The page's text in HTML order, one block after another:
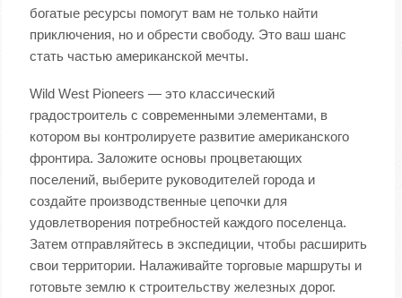
богатые ресурсы помогут вам не только найти
приключения, но и обрести свободу. Это ваш шанс
стать частью американской мечты.
Wild West Pioneers — это классический
градостроитель с современными элементами, в
котором вы контролируете развитие американского
фронтира. Заложите основы процветающих
поселений, выберите руководителей города и
создайте производственные цепочки для
удовлетворения потребностей каждого поселенца.
Затем отправляйтесь в экспедиции, чтобы расширить
свои территории. Налаживайте торговые маршруты и
готовьте землю к строительству железных дорог.